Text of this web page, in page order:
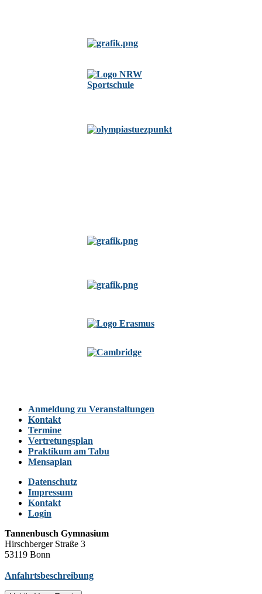
Anmeldung zu Veranstaltungen
Kontakt
Termine
Vertretungsplan
Praktikum am Tabu
Mensaplan
Datenschutz
Impressum
Kontakt
Login
Tannenbusch Gymnasium
Hirschberger Straße 3
53119 Bonn
Anfahrtsbeschreibung